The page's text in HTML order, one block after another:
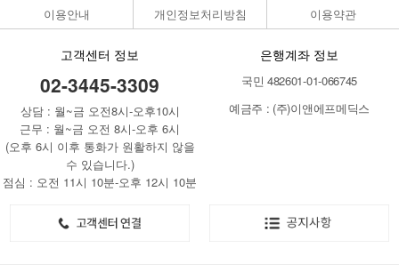
이용안내
개인정보처리방침 이용약관
고객센터 정보
02-3445-3309
상담 : 월~금 오전8시-오후10시
근무 : 월~금 오전 8시-오후 6시
(오후 6시 이후 통화가 원활하지 않을
수 있습니다.)
점심 : 오전 11시 10분-오후 12시 10분
은행계좌 정보
국민 482601-01-066745
예금주 : (주)이앤에프메딕스